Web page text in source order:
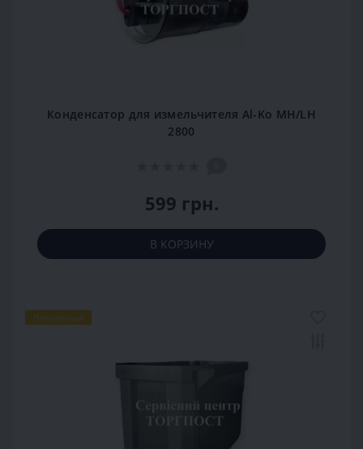
Конденсатор для измельчителя Al-Ko MH/LH
2800
599 грн.
В КОРЗИНУ
Популярный